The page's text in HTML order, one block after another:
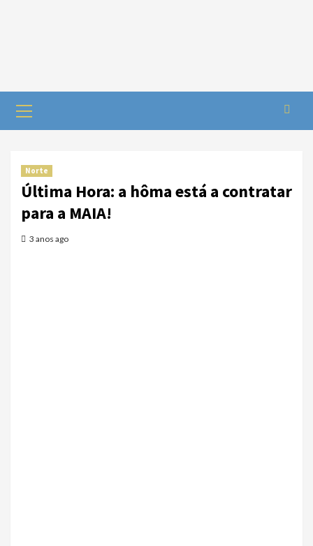
Norte
Última Hora: a hôma está a contratar
para a MAIA!
3 anos ago